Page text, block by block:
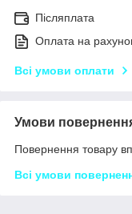
Післяплата
Оплата на
Всі умови оплати
Умови
Повернення товару
Всі умови